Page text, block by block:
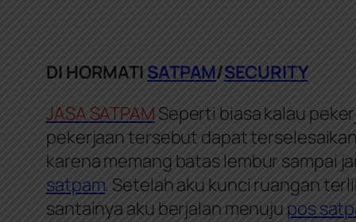
DI HORMATI SATPAM/SECURITY
JASA SATPAM Seperti biasa kalau
pekerjaan tersebut dapat
karena memang batas lembur sampai
satpam. Setelah aku kunci ruangan
santainya aku berjalan menuju pos